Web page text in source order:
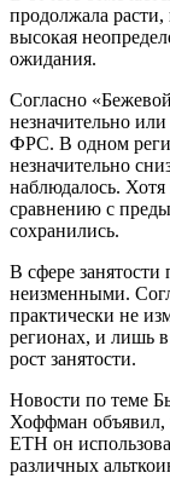
продолжала расти,
высокая
ожидания.
Согласно
незначительно
ФРС. В одном
незначительно
наблюдалось.
сравнению с
сохранились.
В сфере занятости
неизменными.
практически не
регионах, и лишь
рост занятости.
Новости по теме
Хоффман объявил,
ETH он
различных